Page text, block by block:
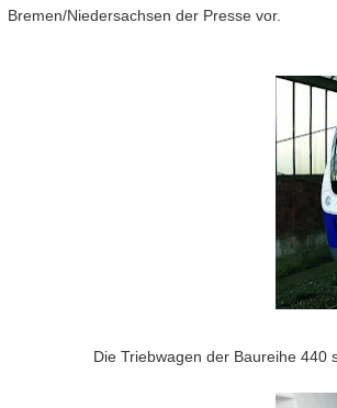
Bremen/Niedersachsen der Presse vor.
Die Triebwagen der Baureihe 440